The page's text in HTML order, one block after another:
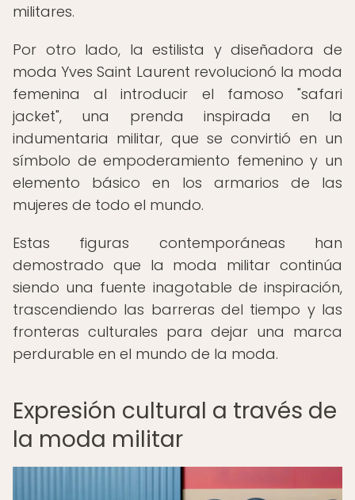
militares.
Por otro lado, la estilista y diseñadora de
moda Yves Saint Laurent revolucionó la moda
femenina al introducir el famoso "safari
jacket", una prenda inspirada en la
indumentaria militar, que se convirtió en un
símbolo de empoderamiento femenino y un
elemento básico en los armarios de las
mujeres de todo el mundo.
Estas figuras contemporáneas han
demostrado que la moda militar continúa
siendo una fuente inagotable de inspiración,
trascendiendo las barreras del tiempo y las
fronteras culturales para dejar una marca
perdurable en el mundo de la moda.
Expresión cultural a través de
la moda militar